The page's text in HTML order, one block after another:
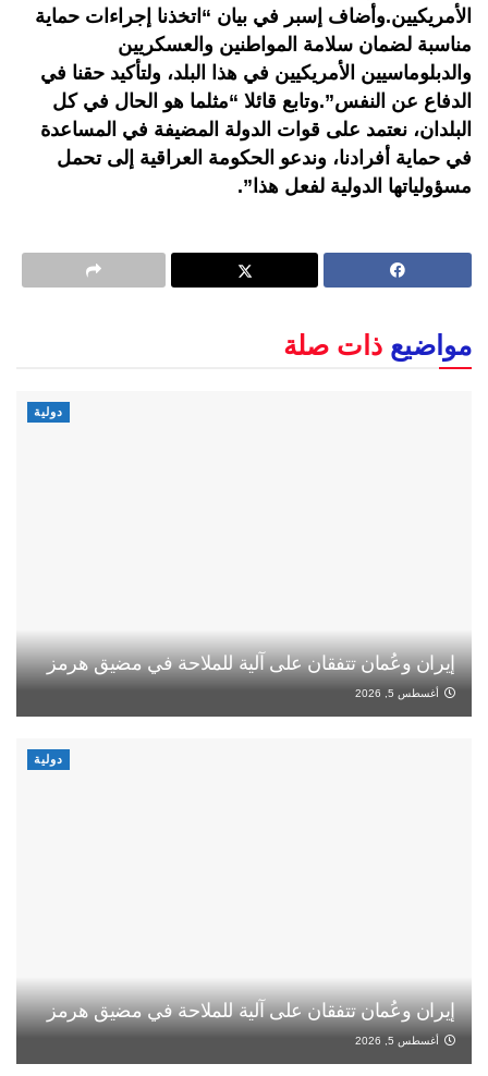
الأمريكيين.وأضاف إسبر في بيان “اتخذنا إجراءات حماية
مناسبة لضمان سلامة المواطنين والعسكريين
والدبلوماسيين الأمريكيين في هذا البلد، ولتأكيد حقنا في
الدفاع عن النفس”.وتابع قائلا “مثلما هو الحال في كل
البلدان، نعتمد على قوات الدولة المضيفة في المساعدة
في حماية أفرادنا، وندعو الحكومة العراقية إلى تحمل
مسؤولياتها الدولية لفعل هذا”.
مواضيع ذات صلة
دولية
إيران وعُمان تتفقان على آلية للملاحة في مضيق هرمز
أغسطس 5, 2026
دولية
إيران وعُمان تتفقان على آلية للملاحة في مضيق هرمز
أغسطس 5, 2026